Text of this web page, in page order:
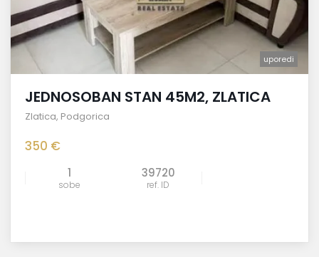
uporedi
JEDNOSOBAN STAN 45M2, ZLATICA
Zlatica, Podgorica
350 €
1
sobe
39720
ref. ID